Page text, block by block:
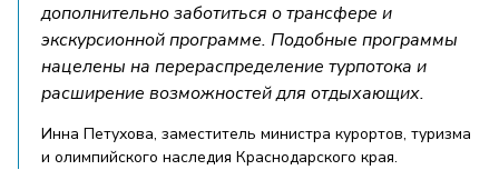
дополнительно заботиться о трансфере и
экскурсионной программе. Подобные программы
нацелены на перераспределение турпотока и
расширение возможностей для отдыхающих.
Инна Петухова, заместитель министра курортов, туризма
и олимпийского наследия Краснодарского края.